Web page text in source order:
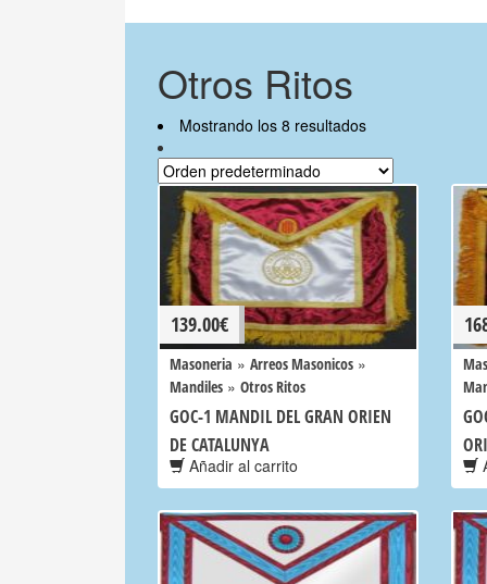
Otros Ritos
Mostrando los 8 resultados
139.00€
Masoneria » Arreos Masonicos »
Mandiles » Otros Ritos
GOC-1 MANDIL DEL GRAN ORIEN
DE CATALUNYA
Añadir al carrito